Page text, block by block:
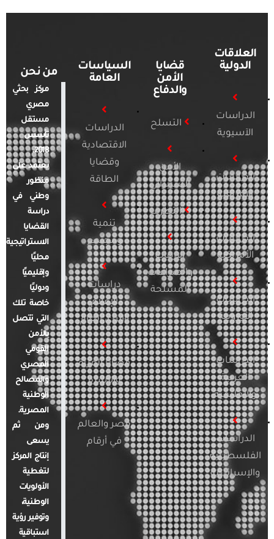
العلاقات
الدولية
الدراسات
الآسيوية
الدراسات
الأفريقية
الدراسات
الأمريكية
الدراسات
الأوروبية
الدراسات
العربية
والإقليمية
الدراسات
الفلسطينية
والإسرائيلية
قضايا
الأمن
والدفاع
التسلح
الأمن
السيبراني
التطرف
الإرهاب
والصراعات
المسلحة
السياسات
العامة
الدراسات
الاقتصادية
وقضايا
الطاقة
تنمية
ومجتمع
دراسات
الإعلام
والرأي العام
قضايا المرأة
والأسرة
مصر والعالم
في أرقام
من نحن
مركز بحثي
مصري
مستقل
تأسس
2018.
يعتمد على
منظور
وطني في
دراسة
القضايا
الاستراتيجية
محليًا
وإقليميًا
ودوليًا
خاصة تلك
التي تتصل
بالأمن
القومي
المصري
والمصالح
الوطنية
المصرية.
ومن ثم
يسعى
إنتاج المركز
لتغطية
الأولويات
الوطنية،
وتوفير رؤية
استباقية